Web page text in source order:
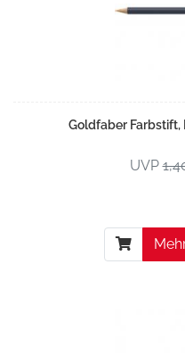
Goldfaber Farbstift,
UVP